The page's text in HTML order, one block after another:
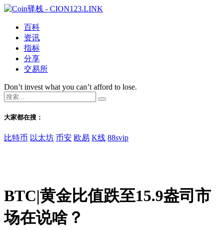
百科
资讯
指标
分享
交易所
Don’t invest what you can’t afford to lose.
大家都在搜：
比特币 以太坊 币安 欧易 K线 88svip
BTC|黄金比值跌至15.9盎司市
场在说啥？